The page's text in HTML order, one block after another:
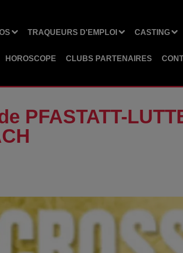
TRAQUEURS D'EMPLOI CASTING
HOROSCOPE CLUBS PARTENAIRES
PFASTATT-